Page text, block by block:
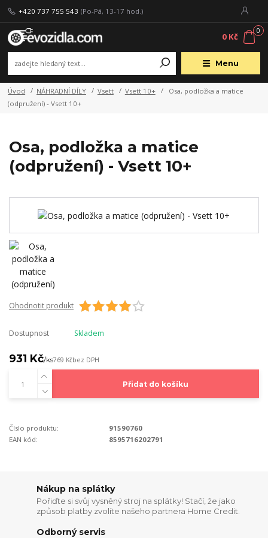
Menu
+420 737 755 543 (Po-Pá, 13-17 hod.)
0
0 Kč
Úvod NÁHRADNÍ DÍLY Vsett Vsett 10+
Osa, podložka a matice
(odpružení) - Vsett 10+
Osa, podložka a matice
(odpružení) - Vsett 10+
Ohodnotit produkt
Dostupnost Skladem
931 Kč/ks769 Kčbez DPH
Přidat do košíku
Číslo produktu:
91590760
EAN kód:
8595716202791
Nákup na splátky
Pořiďte si svůj vysněný stroj na splátky! Stačí, že jako
způsob platby zvolíte našeho partnera Home Credit.
Odborný servis